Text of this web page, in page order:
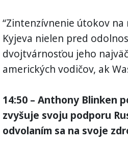
“Zintenzívnenie útokov
Kyjeva nielen pred
dvojtvárnosťou jeho
amerických vodičov, ak
14:50 – Anthony Blinken
zvyšuje svoju podporu
odvolaním sa na svoje